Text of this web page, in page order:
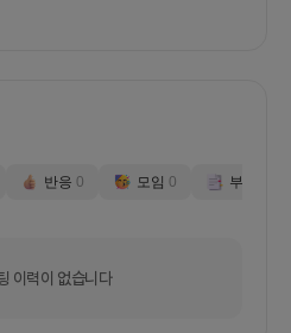
반응 0 모임 0 부스
이력이 없습니다